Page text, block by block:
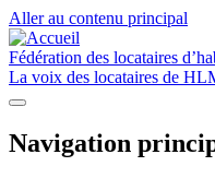
Aller au contenu principal
Fédération des locataires
La voix des locataires de
Navigation